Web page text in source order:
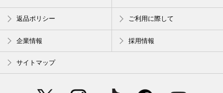
返品ポリシー ご利用に際して
企業情報 採用情報
サイトマップ